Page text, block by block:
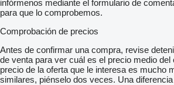
infórmenos mediante el formulario de
para que lo comprobemos.
Comprobación de precios
Antes de confirmar una compra, revise
de venta para ver cuál es el precio medio del
precio de la oferta que le interesa es mucho
similares, piénselo dos veces. Una